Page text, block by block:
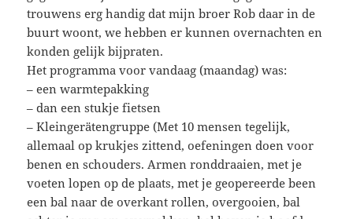
trouwens erg handig dat mijn broer Rob daar in de
buurt woont, we hebben er kunnen overnachten en
konden gelijk bijpraten.
Het programma voor vandaag (maandag) was:
– een warmtepakking
– dan een stukje fietsen
– Kleingerätengruppe (Met 10 mensen tegelijk,
allemaal op krukjes zittend, oefeningen doen voor
benen en schouders. Armen ronddraaien, met je
voeten lopen op de plaats, met je geopereerde been
een bal naar de overkant rollen, overgooien, bal